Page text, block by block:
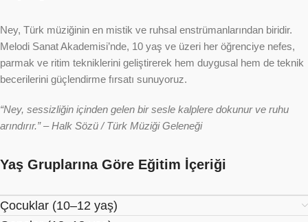
Ney, Türk müziğinin en mistik ve ruhsal enstrümanlarından biridir.
Melodi Sanat Akademisi’nde, 10 yaş ve üzeri her öğrenciye nefes,
parmak ve ritim tekniklerini geliştirerek hem duygusal hem de teknik
becerilerini güçlendirme fırsatı sunuyoruz.
“Ney, sessizliğin içinden gelen bir sesle kalplere dokunur ve ruhu
arındırır.” – Halk Sözü / Türk Müziği Geleneği
Yaş Gruplarına Göre Eğitim İçeriği
Çocuklar (10–12 yaş)